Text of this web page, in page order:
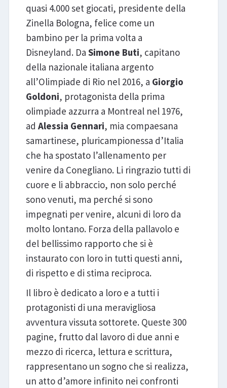
quasi 4.000 set giocati, presidente della
Zinella Bologna, felice come un
bambino per la prima volta a
Disneyland. Da Simone Buti, capitano
della nazionale italiana argento
all’Olimpiade di Rio nel 2016, a Giorgio
Goldoni, protagonista della prima
olimpiade azzurra a Montreal nel 1976,
ad Alessia Gennari, mia compaesana
samartinese, pluricampionessa d’Italia
che ha spostato l’allenamento per
venire da Conegliano. Li ringrazio tutti di
cuore e li abbraccio, non solo perché
sono venuti, ma perché si sono
impegnati per venire, alcuni di loro da
molto lontano. Forza della pallavolo e
del bellissimo rapporto che si è
instaurato con loro in tutti questi anni,
di rispetto e di stima reciproca.
Il libro è dedicato a loro e a tutti i
protagonisti di una meravigliosa
avventura vissuta sottorete. Queste 300
pagine, frutto dal lavoro di due anni e
mezzo di ricerca, lettura e scrittura,
rappresentano un sogno che si realizza,
un atto d’amore infinito nei confronti